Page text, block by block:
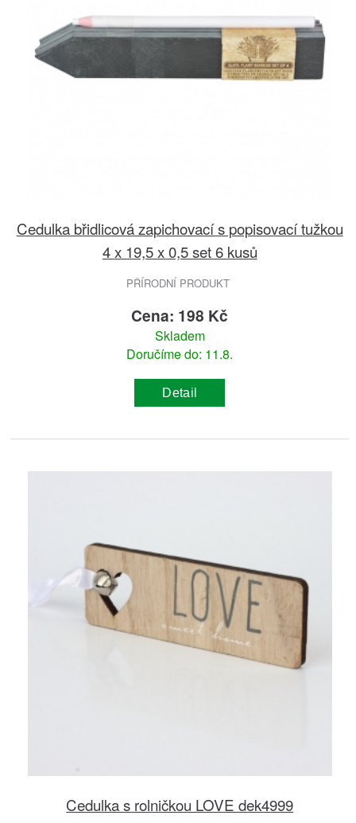
Cedulka břidlicová zapichovací s popisovací tužkou
4 x 19,5 x 0,5 set 6 kusů
PŘÍRODNÍ PRODUKT
Cena: 198 Kč
Skladem
Doručíme do: 11.8.
Detail
Cedulka s rolničkou LOVE dek4999